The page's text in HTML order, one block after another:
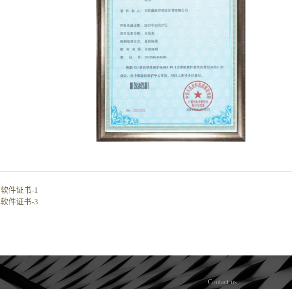
软件证书-1
软件证书-3
Contact us